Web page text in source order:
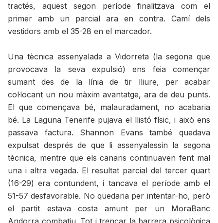
tractés, aquest segon període finalitzava com el
primer amb un parcial ara en contra. Camí dels
vestidors amb el 35-28 en el marcador.
Una tècnica assenyalada a Vidorreta (la segona que
provocava la seva expulsió) ens feia començar
sumant des de la línia de tir lliure, per acabar
col·locant un nou màxim avantatge, ara de deu punts.
El que començava bé, malauradament, no acabaria
bé. La Laguna Tenerife pujava el llistó físic, i això ens
passava factura. Shannon Evans també quedava
expulsat després de que li assenyalessin la segona
tècnica, mentre que els canaris continuaven fent mal
una i altra vegada. El resultat parcial del tercer quart
(16-29) era contundent, i tancava el període amb el
51-57 desfavorable. No quedaria per intentar-ho, però
el partit estava costa amunt per un MoraBanc
Andorra combatiu. Tot i trencar la barrera psicològica